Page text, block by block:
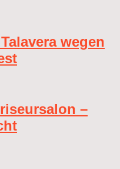
wegen
–